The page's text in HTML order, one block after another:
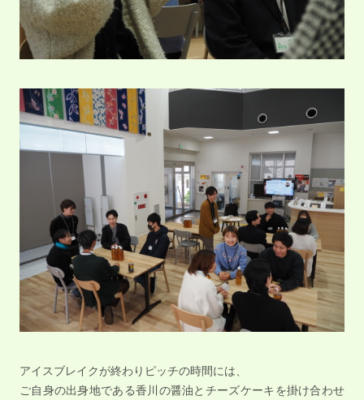
アイスブレイクが終わりピッチの時間には、
ご自身の出身地である香川の醤油とチーズケーキを掛け合わせ